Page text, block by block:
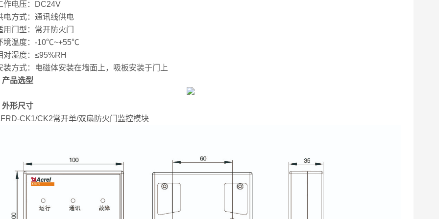
电压：DC24V
方式：通讯线供电
型：常开防火门
温度：-10℃~+55℃
湿度：≤95%RH
式：电磁体安装在墙面上，吸板安装于门上
产品选型
外形尺寸
CK1/CK2常开单/双扇防火门监控模块